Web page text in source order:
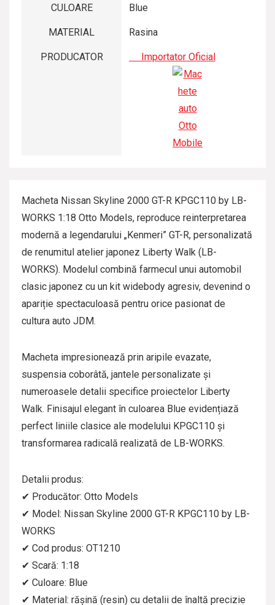
CULOARE Blue
MATERIAL Rasina
PRODUCATOR Importator Oficial
Macheta Nissan Skyline 2000 GT-R KPGC110 by LB-
WORKS 1:18 Otto Models, reproduce reinterpretarea
modernă a legendarului „Kenmeri” GT-R, personalizată
de renumitul atelier japonez Liberty Walk (LB-
WORKS). Modelul combină farmecul unui automobil
clasic japonez cu un kit widebody agresiv, devenind o
apariție spectaculoasă pentru orice pasionat de
cultura auto JDM.
Macheta impresionează prin aripile evazate,
suspensia coborâtă, jantele personalizate și
numeroasele detalii specifice proiectelor Liberty
Walk. Finisajul elegant în culoarea Blue evidențiază
perfect liniile clasice ale modelului KPGC110 și
transformarea radicală realizată de LB-WORKS.
Detalii produs:
✔ Producător: Otto Models
✔ Model: Nissan Skyline 2000 GT-R KPGC110 by LB-
WORKS
✔ Cod produs: OT1210
✔ Scară: 1:18
✔ Culoare: Blue
✔ Material: rășină (resin) cu detalii de înaltă precizie